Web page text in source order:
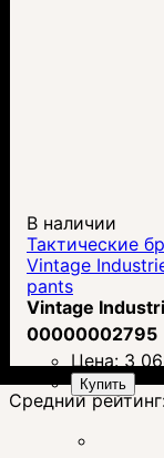
В наличии
Тактические
Vintage
pants
Vintage
00000002795
Цена:3
Купить
Средний